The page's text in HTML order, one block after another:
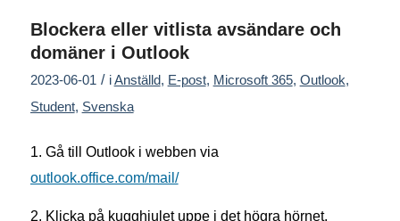
Blockera eller vitlista avsändare och
domäner i Outlook
2023-06-01 / iAnställd, E-post, Microsoft 365, Outlook,
Student, Svenska
1. Gå till Outlook i webben via
outlook.office.com/mail/
2. Klicka på kugghjulet uppe i det högra hörnet.